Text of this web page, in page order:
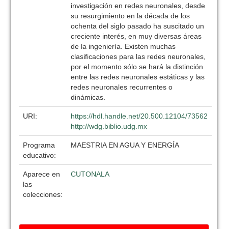
investigación en redes neuronales, desde
su resurgimiento en la década de los
ochenta del siglo pasado ha suscitado un
creciente interés, en muy diversas áreas
de la ingeniería. Existen muchas
clasificaciones para las redes neuronales,
por el momento sólo se hará la distinción
entre las redes neuronales estáticas y las
redes neuronales recurrentes o
dinámicas.
URI:
https://hdl.handle.net/20.500.12104/73562
http://wdg.biblio.udg.mx
Programa
educativo:
MAESTRIA EN AGUA Y ENERGÍA
Aparece en
las
colecciones:
CUTONALA